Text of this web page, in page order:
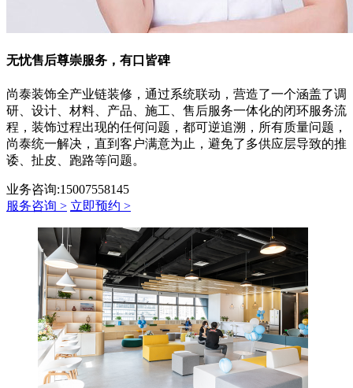
无忧售后尊崇服务，有口皆碑
尚泰装饰全产业链装修，通过系统联动，营造了一个涵盖了调
研、设计、材料、产品、施工、售后服务一体化的闭环服务流
程，装饰过程出现的任何问题，都可逆追溯，所有质量问题，
尚泰统一解决，直到客户满意为止，避免了多供应层导致的推
诿、扯皮、跑路等问题。
业务咨询:15007558145
服务咨询 > 立即预约 >